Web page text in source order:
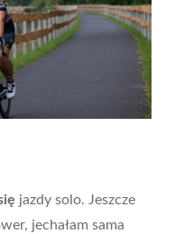
jazdy solo. Jeszcze
jechałam sama